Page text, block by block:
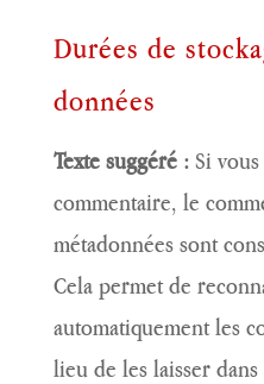
Durées de
données
Texte suggéré : Si
commentaire, le
métadonnées sont
Cela permet de
automatiquement les
lieu de les laisser